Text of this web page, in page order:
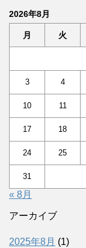
2026年8月
月 火
3 4
10 11
17 18
24 25
31
« 8月
アーカイブ
2025年8月 (1)